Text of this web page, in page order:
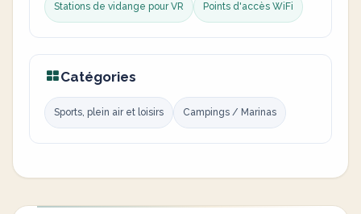
Stations de vidange pour VR Points d'accès WiFi
Catégories
Sports, plein air et loisirs Campings / Marinas